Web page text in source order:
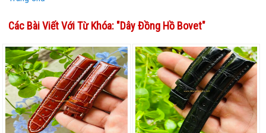
Các Bài Viết Với Từ Khóa: "Dây Đồng Hồ Bovet"